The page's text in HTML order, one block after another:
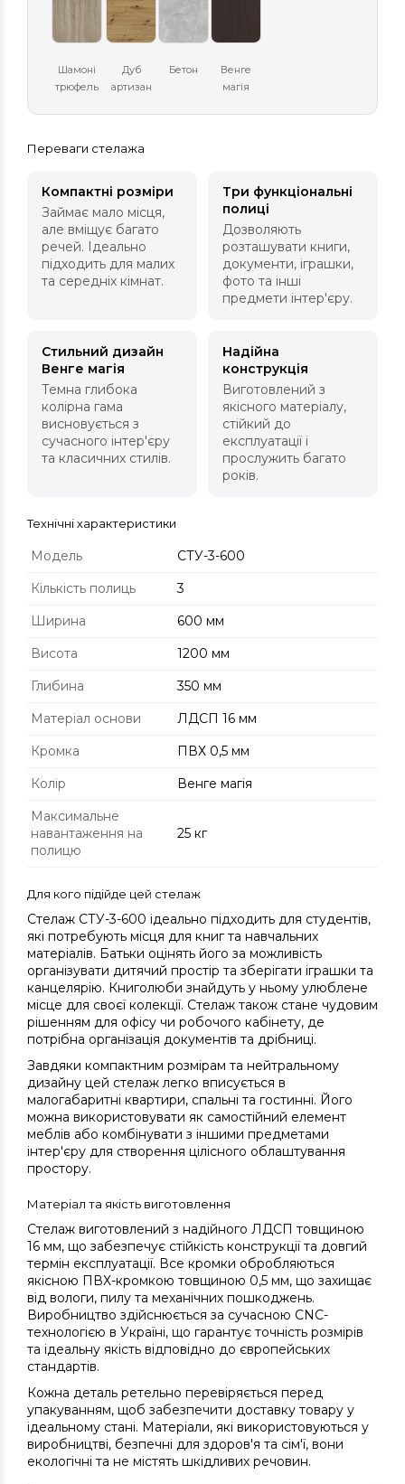
Шамоні
трюфель
Дуб
артизан
Бетон
Венге
магія
Переваги стелажа
Компактні розміри
Займає мало місця,
але вміщує багато
речей. Ідеально
підходить для малих
та середніх кімнат.
Три функціональні
полиці
Дозволяють
розташувати книги,
документи, іграшки,
фото та інші
предмети інтер'єру.
Стильний дизайн
Венге магія
Темна глибока
колірна гама
висновується з
сучасного інтер'єру
та класичних стилів.
Надійна
конструкція
Виготовлений з
якісного матеріалу,
стійкий до
експлуатації і
прослужить багато
років.
Технічні характеристики
Модель
СТУ-3-600
Кількість полиць
3
Ширина
600 мм
Висота
1200 мм
Глибина
350 мм
Матеріал основи
ЛДСП 16 мм
Кромка
ПВХ 0,5 мм
Колір
Венге магія
Максимальне
навантаження на
полицю
25 кг
Для кого підійде цей стелаж
Стелаж СТУ-3-600 ідеально підходить для студентів,
які потребують місця для книг та навчальних
матеріалів. Батьки оцінять його за можливість
організувати дитячий простір та зберігати іграшки та
канцелярію. Книголюби знайдуть у ньому улюблене
місце для своєї колекції. Стелаж також стане чудовим
рішенням для офісу чи робочого кабінету, де
потрібна організація документів та дрібниці.
Завдяки компактним розмірам та нейтральному
дизайну цей стелаж легко вписується в
малогабаритні квартири, спальні та гостинні. Його
можна використовувати як самостійний елемент
меблів або комбінувати з іншими предметами
інтер'єру для створення цілісного облаштування
простору.
Матеріал та якість виготовлення
Стелаж виготовлений з надійного ЛДСП товщиною
16 мм, що забезпечує стійкість конструкції та довгий
термін експлуатації. Все кромки обробляються
якісною ПВХ-кромкою товщиною 0,5 мм, що захищає
від вологи, пилу та механічних пошкоджень.
Виробництво здійснюється за сучасною CNC-
технологією в Україні, що гарантує точність розмірів
та ідеальну якість відповідно до європейських
стандартів.
Кожна деталь ретельно перевіряється перед
упакуванням, щоб забезпечити доставку товару у
ідеальному стані. Матеріали, які використовуються у
виробництві, безпечні для здоров'я та сім'ї, вони
екологічні та не містять шкідливих речовин.